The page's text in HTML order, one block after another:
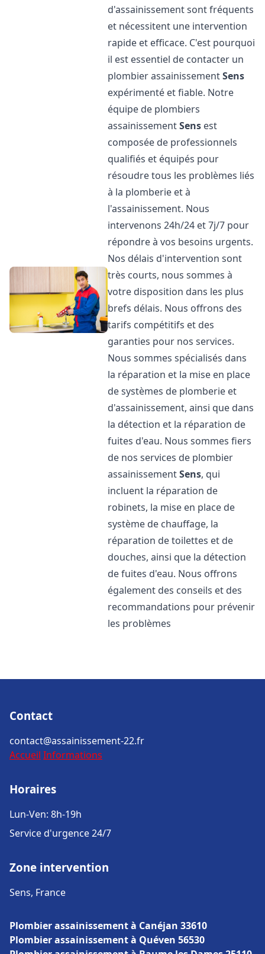
d'assainissement sont fréquents
et nécessitent une intervention
rapide et efficace. C'est pourquoi
il est essentiel de contacter un
plombier assainissementSens
expérimenté et fiable. Notre
équipe de plombiers
assainissementSens est
composée de professionnels
qualifiés et équipés pour
résoudre tous les problèmes liés
à la plomberie et à
l'assainissement. Nous
intervenons 24h/24 et 7j/7 pour
répondre à vos besoins urgents.
Nos délais d'intervention sont
très courts, nous sommes à
votre disposition dans les plus
brefs délais. Nous offrons des
tarifs compétitifs et des
garanties pour nos services.
Nous sommes spécialisés dans
la réparation et la mise en place
de systèmes de plomberie et
d'assainissement, ainsi que dans
la détection et la réparation de
fuites d'eau. Nous sommes fiers
de nos services de plombier
assainissementSens, qui
incluent la réparation de
robinets, la mise en place de
système de chauffage, la
réparation de toilettes et de
douches, ainsi que la détection
de fuites d'eau. Nous offrons
également des conseils et des
recommandations pour prévenir
les problèmes
Contact
contact@assainissement-22.fr
Accueil Informations
Horaires
Lun-Ven: 8h-19h
Service d'urgence 24/7
Zone intervention
Sens, France
Plombier assainissement à Canéjan 33610
Plombier assainissement à Quéven 56530